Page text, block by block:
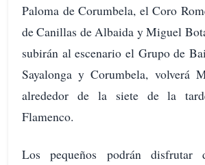
Paloma de Corumbela, el Coro
de Canillas de Albaida y Miguel
subirán al escenario el Grupo de
Sayalonga y Corumbela, volverá
alrededor de la siete de la
Flamenco.
Los pequeños podrán disfrutar